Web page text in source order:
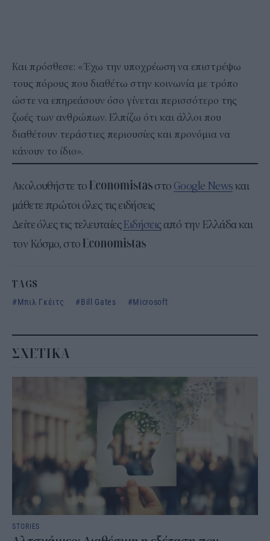
Και πρόσθεσε: «Έχω την υποχρέωση να επιστρέψω
τους πόρους που διαθέτω στην κοινωνία με τρόπο
ώστε να επηρεάσουν όσο γίνεται περισσότερο της
ζωές των ανθρώπων. Ελπίζω ότι και άλλοι που
διαθέτουν τεράστιες περιουσίες και προνόμια να
κάνουν το ίδιο».
Ακολουθήστε το στο Google Newsκαι
μάθετε πρώτοι όλες τις ειδήσεις
Δείτε όλες τις τελευταίεςΕιδήσειςαπό την Ελλάδα και
τον Κόσμο, στο
TAGS
Μπιλ Γκέιτς
Bill Gates Microsoft
ΣΧΕΤΙΚΑ
STORIES